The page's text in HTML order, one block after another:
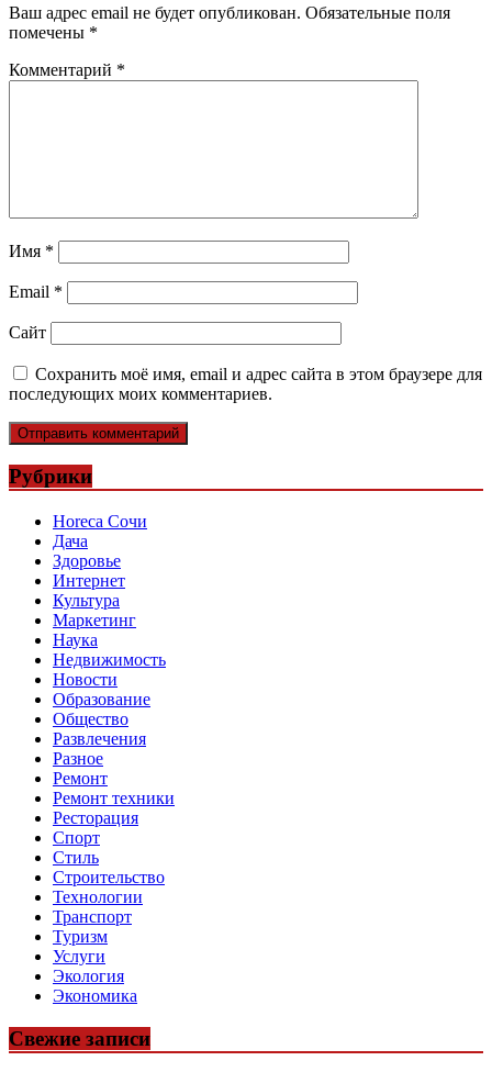
Ваш адрес email не будет опубликован. Обязательные поля
помечены *
Комментарий *
Имя *
Email *
Сайт
Сохранить моё имя, email и адрес сайта в этом браузере для
последующих моих комментариев.
Рубрики
Horeca Сочи
Дача
Здоровье
Интернет
Культура
Маркетинг
Наука
Недвижимость
Новости
Образование
Общество
Развлечения
Разное
Ремонт
Ремонт техники
Ресторация
Спорт
Стиль
Строительство
Технологии
Транспорт
Туризм
Услуги
Экология
Экономика
Свежие записи